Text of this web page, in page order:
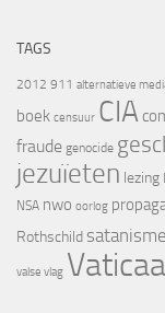
TAGS
2012 911 alternatieve
boek censuur CIA
fraude genocide
jezuïeten lezing
NSA nwo oorlog
Rothschild satanisme
valse vlag